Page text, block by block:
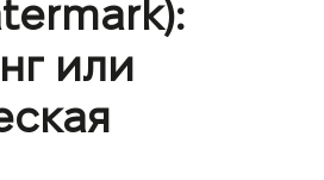
или